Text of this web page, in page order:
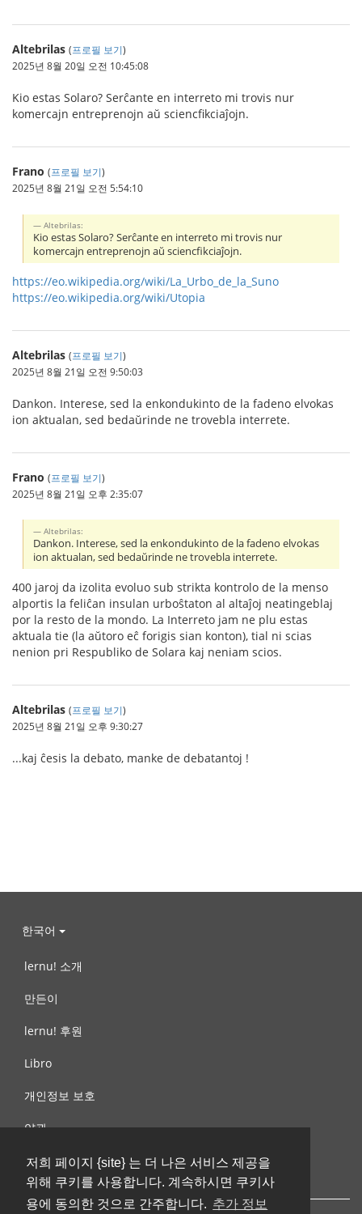
저희 페이지 {site} 는 더 나은 서비스 제공을
위해 쿠키를 사용합니다. 계속하시면 쿠키사
용에 동의한 것으로 간주합니다. 추가 정보
Altebrilas (프로필 보기)
2025년 8월 20일 오전 10:45:08
Kio estas Solaro? Serĉante en interreto mi trovis nur
komercajn entreprenojn aŭ sciencfikciaĵojn.
Frano (프로필 보기)
2025년 8월 21일 오전 5:54:10
Altebrilas:
Kio estas Solaro? Serĉante en interreto mi trovis nur
komercajn entreprenojn aŭ sciencfikciaĵojn.
https://eo.wikipedia.org/wiki/La_Urbo_de_la_Suno
https://eo.wikipedia.org/wiki/Utopia
Altebrilas (프로필 보기)
2025년 8월 21일 오전 9:50:03
Dankon. Interese, sed la enkondukinto de la fadeno elvokas
ion aktualan, sed bedaŭrinde ne trovebla interrete.
Frano (프로필 보기)
2025년 8월 21일 오후 2:35:07
Altebrilas:
Dankon. Interese, sed la enkondukinto de la fadeno elvokas
ion aktualan, sed bedaŭrinde ne trovebla interrete.
400 jaroj da izolita evoluo sub strikta kontrolo de la menso
alportis la feliĉan insulan urboŝtaton al altaĵoj neatingeblaj
por la resto de la mondo. La Interreto jam ne plu estas
aktuala tie (la aŭtoro eĉ forigis sian konton), tial ni scias
nenion pri Respubliko de Solara kaj neniam scios.
Altebrilas (프로필 보기)
2025년 8월 21일 오후 9:30:27
...kaj ĉesis la debato, manke de debatantoj !
한국어
lernu! 소개
만든이
lernu! 후원
Libro
개인정보 보호
약관
제안, 문의